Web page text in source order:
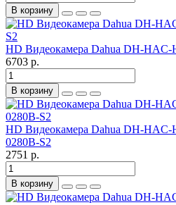
В корзину
HD Видеокамера Dahua DH-
6703 р.
В корзину
HD Видеокамера Dahua DH-
0280B-S2
2751 р.
В корзину